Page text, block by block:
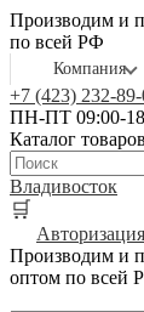
Производим и
по всей РФ
Компания
+7 (423) 232-
ПН-ПТ 09:00-
Каталог товаров
Владивосток
🛒
Авторизация
Производим и
оптом по всей